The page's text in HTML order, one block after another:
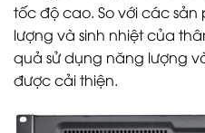
tốc độ cao. So với các
lượng và sinh nhiệt của
quả sử dụng năng lượng
được cải thiện.